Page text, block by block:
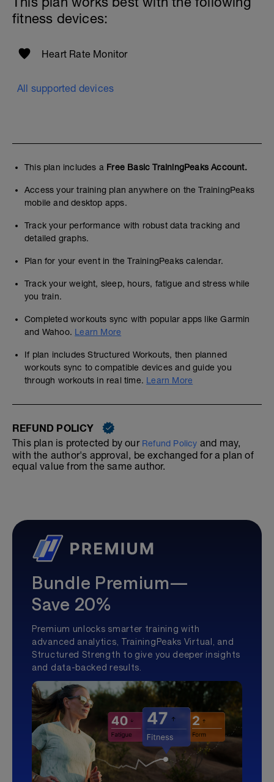
fitness devices:
Heart Rate Monitor
All supported devices
This plan includes a Free Basic TrainingPeaks Account.
Access your training plan anywhere on the TrainingPeaks
mobile and desktop apps.
Track your performance with robust data tracking and
detailed graphs.
Plan for your event in the TrainingPeaks calendar.
Track your weight, sleep, hours, fatigue and stress while
you train.
Completed workouts sync with popular apps like Garmin
and Wahoo. Learn More
If plan includes Structured Workouts, then planned
workouts sync to compatible devices and guide you
through workouts in real time. Learn More
REFUND POLICY
This plan is protected by our Refund Policy and may,
with the author's approval, be exchanged for a plan of
equal value from the same author.
Bundle Premium—
Save 20%
Premium unlocks smarter training with
advanced analytics, TrainingPeaks Virtual, and
Structured Strength to give you deeper insights
and data-backed results.